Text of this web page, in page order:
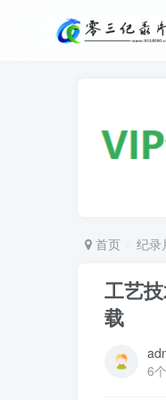
首页 纪录
工艺
载
6